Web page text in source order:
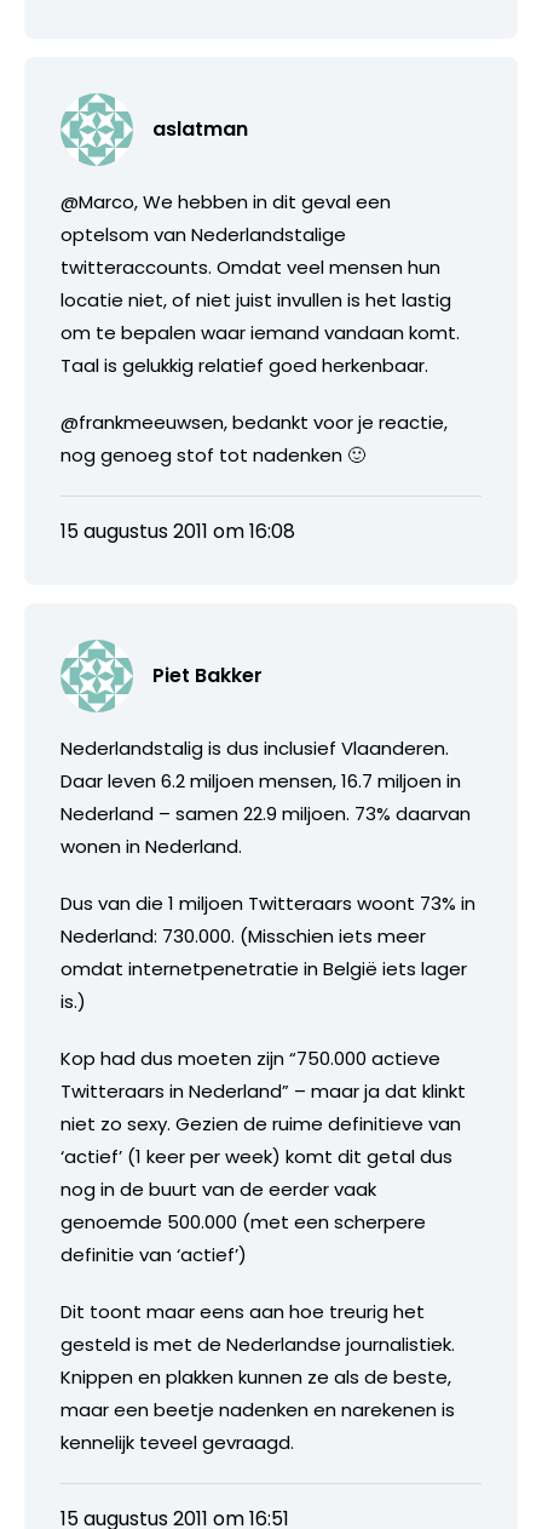
aslatman
@Marco, We hebben in dit geval een
optelsom van Nederlandstalige
twitteraccounts. Omdat veel mensen hun
locatie niet, of niet juist invullen is het lastig
om te bepalen waar iemand vandaan komt.
Taal is gelukkig relatief goed herkenbaar.
@frankmeeuwsen, bedankt voor je reactie,
nog genoeg stof tot nadenken 🙂
15 augustus 2011 om 16:08
Piet Bakker
Nederlandstalig is dus inclusief Vlaanderen.
Daar leven 6.2 miljoen mensen, 16.7 miljoen in
Nederland – samen 22.9 miljoen. 73% daarvan
wonen in Nederland.
Dus van die 1 miljoen Twitteraars woont 73% in
Nederland: 730.000. (Misschien iets meer
omdat internetpenetratie in België iets lager
is.)
Kop had dus moeten zijn “750.000 actieve
Twitteraars in Nederland” – maar ja dat klinkt
niet zo sexy. Gezien de ruime definitieve van
‘actief’ (1 keer per week) komt dit getal dus
nog in de buurt van de eerder vaak
genoemde 500.000 (met een scherpere
definitie van ‘actief’)
Dit toont maar eens aan hoe treurig het
gesteld is met de Nederlandse journalistiek.
Knippen en plakken kunnen ze als de beste,
maar een beetje nadenken en narekenen is
kennelijk teveel gevraagd.
15 augustus 2011 om 16:51